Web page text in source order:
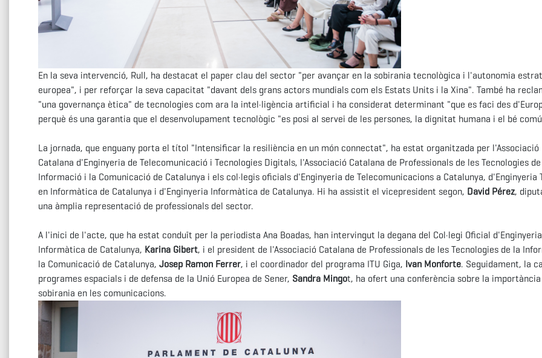
En la seva intervenció, Rull, ha destacat el paper clau del sector "per avançar en la sobirania tecnològica i l'autonomia
europea", i per reforçar la seva capacitat "davant dels grans actors mundials com els Estats Units i la Xina". També ha
"una governança ètica" de tecnologies com ara la intel·ligència artificial i ha considerat determinant "que es faci des
perquè és una garantia que el desenvolupament tecnològic "es posi al servei de les persones, la dignitat humana i el bé
La jornada, que enguany porta el títol "Intensificar la resiliència en un món connectat", ha estat organitzada per l'Associació
Catalana d'Enginyeria de Telecomunicació i Tecnologies Digitals, l'Associació Catalana de Professionals de les Tecnologies
Informació i la Comunicació de Catalunya i els col·legis oficials d'Enginyeria de Telecomunicacions a Catalunya, d'Enginyeria
en Informàtica de Catalunya i d'Enginyeria Informàtica de Catalunya. Hi ha assistit el vicepresident segon, David Pérez,
una àmplia representació de professionals del sector.
A l'inici de l'acte, que ha estat conduït per la periodista Ana Boadas, han intervingut la degana del Col·legi Oficial d'Enginyeria
Informàtica de Catalunya, Karina Gibert, i el president de l'Associació Catalana de Professionals de les Tecnologies de la
la Comunicació de Catalunya, Josep Ramon Ferrer, i el coordinador del programa ITU Giga, Ivan Monforte. Seguidament, la
programes espacials i de defensa de la Unió Europea de Sener, Sandra Mingot, ha ofert una conferència sobre la importància
sobirania en les comunicacions.